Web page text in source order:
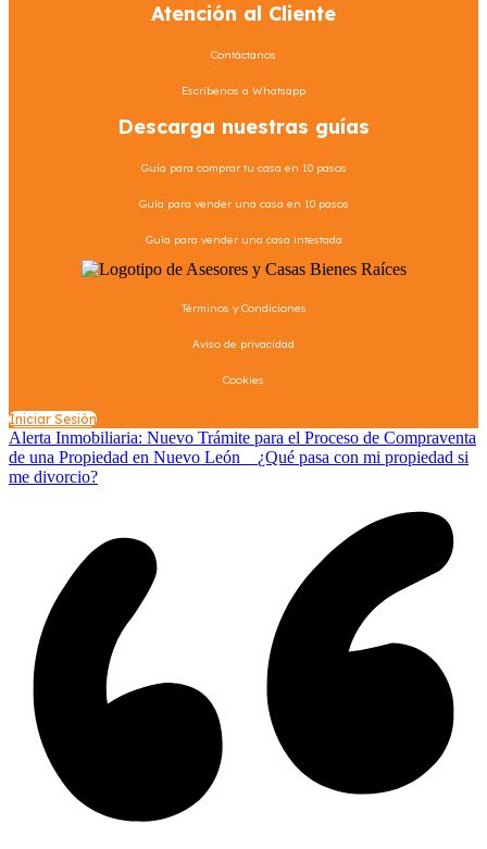
Atención al Cliente
Contáctanos
Escríbenos a Whatsapp
Descarga nuestras guías
Guía para comprar tu casa en 10 pasos
Guía para vender una casa en 10 pasos
Guía para vender una casa intestada
Términos y Condiciones
Aviso de privacidad
Cookies
Iniciar Sesión
Alerta Inmobiliaria: Nuevo Trámite para el Proceso de Compraventa
de una Propiedad en Nuevo León
¿Qué pasa con mi propiedad si
me divorcio?